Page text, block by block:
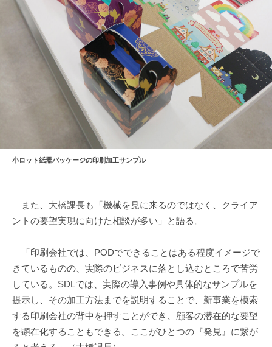
小ロット紙器パッケージの印刷加工サンプル
また、大橋課長も「機械を見に来るのではなく、クライア
ントの要望実現に向けた相談が多い」と語る。
「印刷会社では、PODでできることはある程度イメージで
きているものの、実際のビジネスに落とし込むところで苦労
している。SDLでは、実際の導入事例や具体的なサンプルを
提示し、その加工方法までを説明することで、新事業を模索
する印刷会社の背中を押すことができ、顧客の潜在的な要望
を顕在化することもできる。ここがひとつの『発見』に繋が